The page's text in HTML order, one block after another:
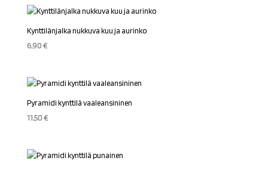
Kynttilänjalka nukkuva kuu ja aurinko
6,90€
Pyramidi kynttilä vaaleansininen
11,50€